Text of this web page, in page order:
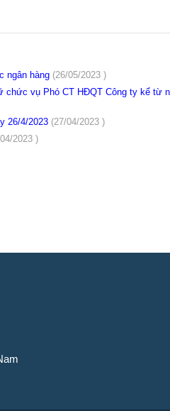
ngân hàng (26/05/2023 )
chức vụ Phó CT HĐQT Công ty kể từ
26/4/2023 (27/04/2023 )
2023 )